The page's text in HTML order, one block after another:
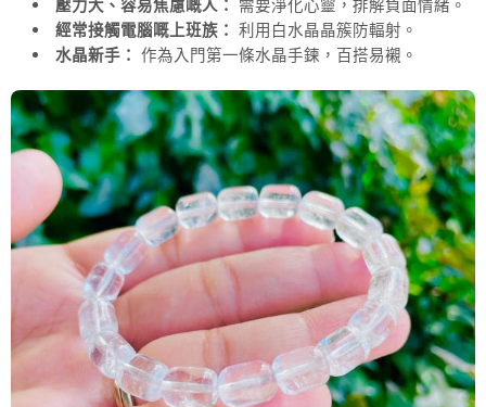
壓力大、容易焦慮嘅人： 需要淨化心靈，排解負面情緒。
經常接觸電腦嘅上班族： 利用白水晶晶簇防輻射。
水晶新手： 作為入門第一條水晶手鍊，百搭易襯。